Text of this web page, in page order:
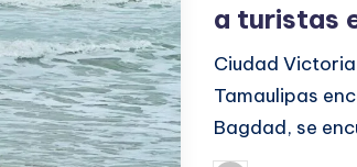
a turistas
Ciudad
Tamaulipas
Bagdad, se